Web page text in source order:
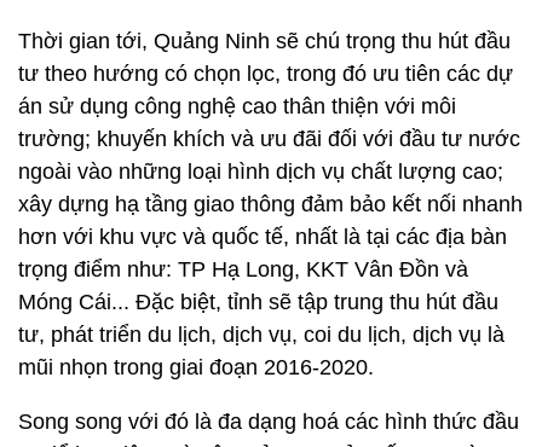
Thời gian tới, Quảng Ninh sẽ chú trọng thu hút đầu
tư theo hướng có chọn lọc, trong đó ưu tiên các dự
án sử dụng công nghệ cao thân thiện với môi
trường; khuyến khích và ưu đãi đối với đầu tư nước
ngoài vào những loại hình dịch vụ chất lượng cao;
xây dựng hạ tầng giao thông đảm bảo kết nối nhanh
hơn với khu vực và quốc tế, nhất là tại các địa bàn
trọng điểm như: TP Hạ Long, KKT Vân Đồn và
Móng Cái... Đặc biệt, tỉnh sẽ tập trung thu hút đầu
tư, phát triển du lịch, dịch vụ, coi du lịch, dịch vụ là
mũi nhọn trong giai đoạn 2016-2020.
Song song với đó là đa dạng hoá các hình thức đầu